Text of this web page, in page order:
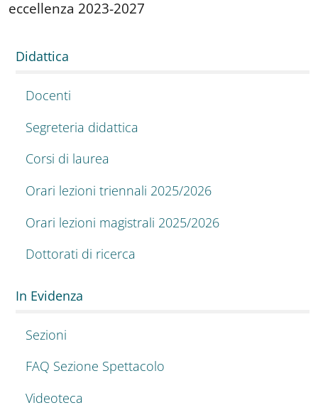
eccellenza 2023-2027
Didattica
Docenti
Segreteria didattica
Corsi di laurea
Orari lezioni triennali 2025/2026
Orari lezioni magistrali 2025/2026
Dottorati di ricerca
In Evidenza
Sezioni
FAQ Sezione Spettacolo
Videoteca